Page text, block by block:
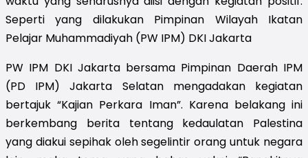
Seperti yang dilakukan Pimpinan Wilayah Ikatan
Pelajar Muhammadiyah (PW IPM) DKI Jakarta
PW IPM DKI Jakarta bersama Pimpinan Daerah IPM
(PD IPM) Jakarta Selatan mengadakan kegiatan
bertajuk “Kajian Perkara Iman”. Karena belakang ini
berkembang berita tentang kedaulatan Palestina
yang diakui sepihak oleh segelintir orang untuk negara